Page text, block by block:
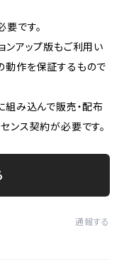
です。
ンアップ版もご利用い
動作を保証するもので
組み込んで販売・配布
ンス契約が必要です。
通報する